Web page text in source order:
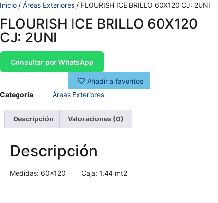
Inicio / Áreas Exteriores / FLOURISH ICE BRILLO 60X120 CJ: 2UNI
FLOURISH ICE BRILLO 60X120
CJ: 2UNI
Consultar por WhatsApp
Añadir a favoritos
Categoría
Áreas Exteriores
Descripción Valoraciones (0)
Descripción
Medidas: 60×120 Caja: 1.44 mt2